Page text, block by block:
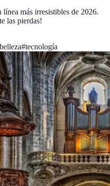
más irresistibles de 2026.
las pierdas!
belleza#tecnología